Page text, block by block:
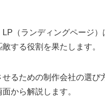
（ランディングページ
する役割を果たします。
るための制作会社の選
から解説します。